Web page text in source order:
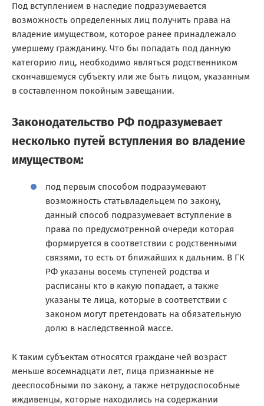
Под вступлением в наследие подразумевается
возможность определенных лиц получить права на
владение имуществом, которое ранее принадлежало
умершему гражданину. Что бы попадать под данную
категорию лиц, необходимо являться родственником
скончавшемуся субъекту или же быть лицом, указанным
в составленном покойным завещании.
Законодательство РФ подразумевает
несколько путей вступления во владение
имуществом:
под первым способом подразумевают
возможность статьвладельцем по закону,
данный способ подразумевает вступление в
права по предусмотренной очереди которая
формируется в соответствии с родственными
связями, то есть от ближайших к дальним. В ГК
РФ указаны восемь ступеней родства и
расписаны кто в какую попадает, а также
указаны те лица, которые в соответствии с
законом могут претендовать на обязательную
долю в наследственной массе.
К таким субъектам относятся граждане чей возраст
меньше восемнадцати лет, лица признанные не
дееспособными по закону, а также нетрудоспособные
иждивенцы, которые находились на содержании